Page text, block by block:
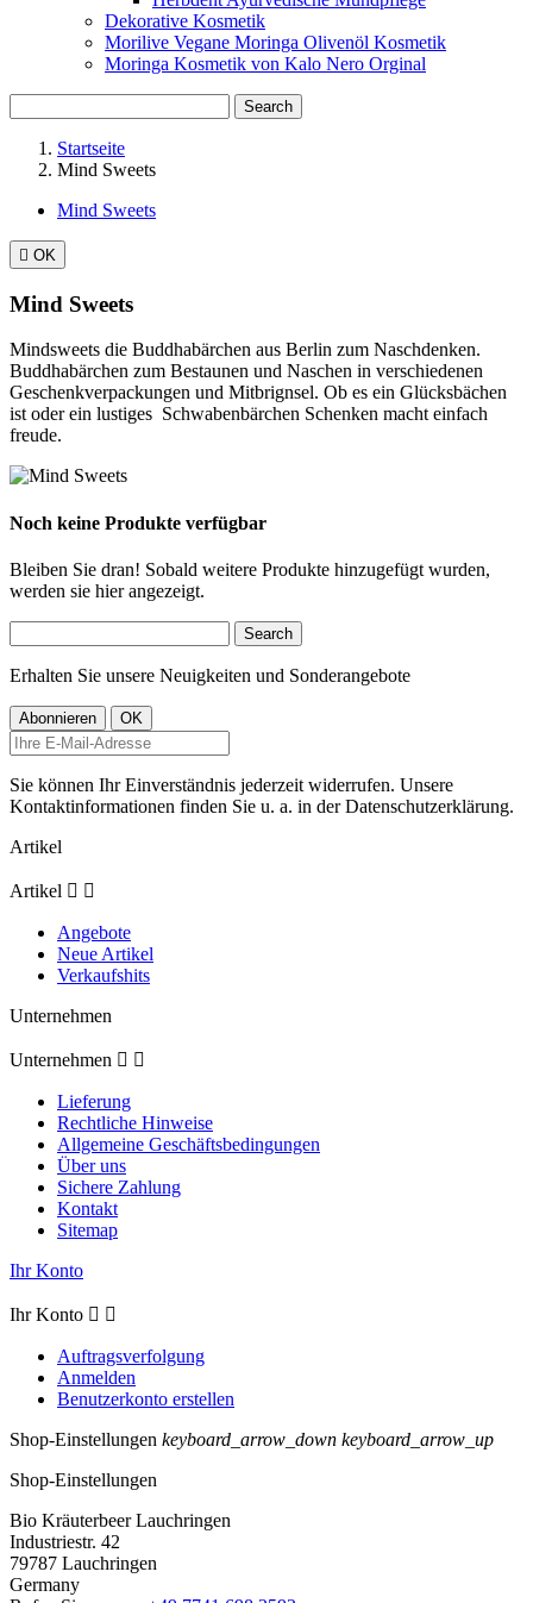
Dekorative Kosmetik
Morilive Vegane Moringa Olivenöl Kosmetik
Moringa Kosmetik von Kalo Nero Orginal
Search
Startseite
Mind Sweets
Mind Sweets
 OK
Mind Sweets
Mindsweets die Buddhabärchen aus Berlin zum Naschdenken.
Buddhabärchen zum Bestaunen und Naschen in verschiedenen
Geschenkverpackungen und Mitbrignsel. Ob es ein Glücksbächen
ist oder ein lustiges Schwabenbärchen Schenken macht einfach
freude.
Noch keine Produkte verfügbar
Bleiben Sie dran! Sobald weitere Produkte hinzugefügt wurden,
werden sie hier angezeigt.
Search
Erhalten Sie unsere Neuigkeiten und Sonderangebote
Sie können Ihr Einverständnis jederzeit widerrufen. Unsere
Kontaktinformationen finden Sie u. a. in der Datenschutzerklärung.
Artikel
Artikel  
Angebote
Neue Artikel
Verkaufshits
Unternehmen
Unternehmen  
Lieferung
Rechtliche Hinweise
Allgemeine Geschäftsbedingungen
Über uns
Sichere Zahlung
Kontakt
Sitemap
Ihr Konto
Ihr Konto  
Auftragsverfolgung
Anmelden
Benutzerkonto erstellen
Shop-Einstellungen keyboard_arrow_down keyboard_arrow_up
Shop-Einstellungen
Bio Kräuterbeer Lauchringen
Industriestr. 42
79787 Lauchringen
Germany